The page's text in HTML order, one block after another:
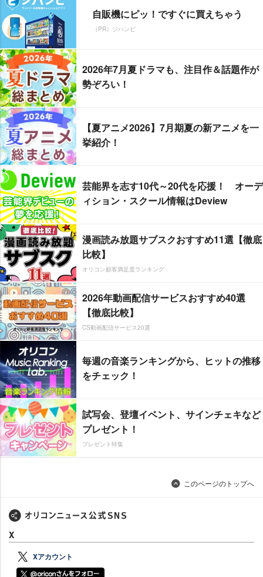
自販機にピッ！ですぐに買えちゃう
（PR）ジハンピ
2026年7月夏ドラマも、注目作＆話題作が
勢ぞろい！
【夏アニメ2026】7月期夏の新アニメを一
挙紹介！
芸能界を志す10代～20代を応援！ オーデ
ィション・スクール情報はDeview
漫画読み放題サブスクおすすめ11選【徹底
比較】
オリコン顧客満足度ランキング
2026年動画配信サービスおすすめ40選
【徹底比較】
CS動画配信サービス20選
毎週の音楽ランキングから、ヒットの推移
をチェック！
試写会、登壇イベント、サインチェキなど
プレゼント！
プレゼント特集
このページのトップへ
X
Xアカウント